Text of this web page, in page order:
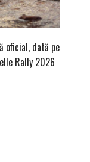
oficial, dată pe
Rally 2026